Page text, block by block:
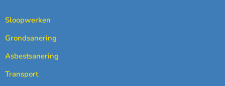
Sloopwerken
Grondsanering
Asbestsanering
Transport